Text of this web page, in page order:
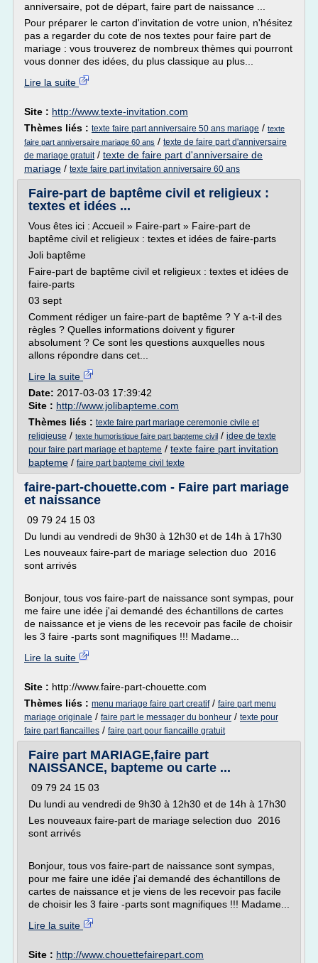
anniversaire, pot de départ, faire part de naissance ...
Pour préparer le carton d'invitation de votre union, n'hésitez
pas a regarder du cote de nos textes pour faire part de
mariage : vous trouverez de nombreux thèmes qui pourront
vous donner des idées, du plus classique au plus...
Lire la suite
Site : http://www.texte-invitation.com
Thèmes liés : texte faire part anniversaire 50 ans mariage / texte
faire part anniversaire mariage 60 ans / texte de faire part d'anniversaire
de mariage gratuit/ texte de faire part d'anniversaire de
mariage / texte faire part invitation anniversaire 60 ans
Faire-part de baptême civil et religieux :
textes et idées ...
Vous êtes ici : Accueil » Faire-part » Faire-part de
baptême civil et religieux : textes et idées de faire-parts
Joli baptême
Faire-part de baptême civil et religieux : textes et idées de
faire-parts
03 sept
Comment rédiger un faire-part de baptême ? Y a-t-il des
règles ? Quelles informations doivent y figurer
absolument ? Ce sont les questions auxquelles nous
allons répondre dans cet...
Lire la suite
Date: 2017-03-03 17:39:42
Site : http://www.jolibapteme.com
Thèmes liés : texte faire part mariage ceremonie civile et
religieuse / texte humoristique faire part bapteme civil / idee de texte
pour faire part mariage et bapteme / texte faire part invitation
bapteme / faire part bapteme civil texte
faire-part-chouette.com - Faire part mariage
et naissance
09 79 24 15 03
Du lundi au vendredi de 9h30 à 12h30 et de 14h à 17h30
Les nouveaux faire-part de mariage selection duo 2016
sont arrivés
Bonjour, tous vos faire-part de naissance sont sympas, pour
me faire une idée j'ai demandé des échantillons de cartes
de naissance et je viens de les recevoir pas facile de choisir
les 3 faire -parts sont magnifiques !!! Madame...
Lire la suite
Site : http://www.faire-part-chouette.com
Thèmes liés : menu mariage faire part creatif/ faire part menu
mariage originale / faire part le messager du bonheur / texte pour
faire part fiancailles / faire part pour fiancaille gratuit
Faire part MARIAGE,faire part
NAISSANCE, bapteme ou carte ...
09 79 24 15 03
Du lundi au vendredi de 9h30 à 12h30 et de 14h à 17h30
Les nouveaux faire-part de mariage selection duo 2016
sont arrivés
Bonjour, tous vos faire-part de naissance sont sympas,
pour me faire une idée j'ai demandé des échantillons de
cartes de naissance et je viens de les recevoir pas facile
de choisir les 3 faire -parts sont magnifiques !!! Madame...
Lire la suite
Site : http://www.chouettefairepart.com